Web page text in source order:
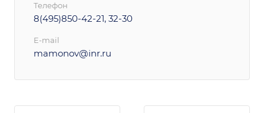
Телефон
8(495)850-42-21, 32-30
E-mail
mamonov@inr.ru